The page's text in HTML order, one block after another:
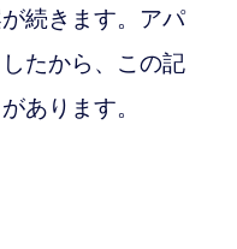
続きます。アパ
たから、この記
あります。